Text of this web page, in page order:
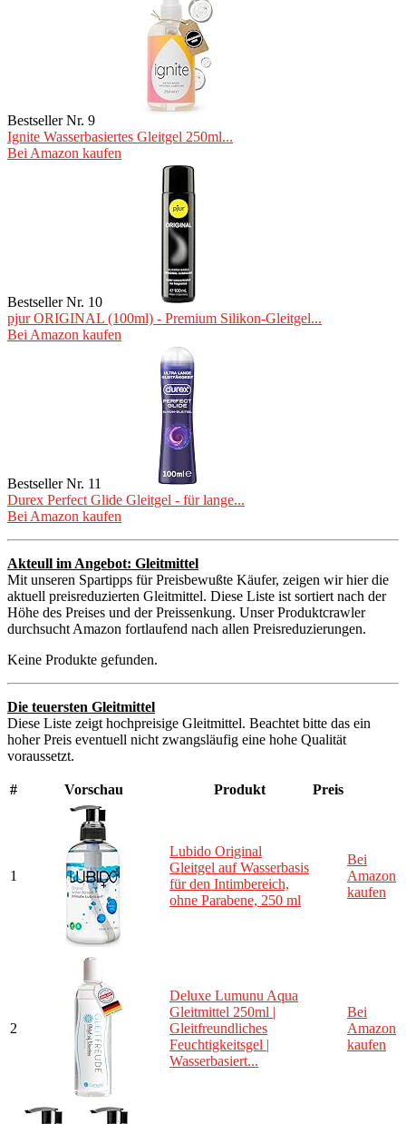
Bestseller Nr. 9
Ignite Wasserbasiertes Gleitgel 250ml...
Bei Amazon kaufen
Bestseller Nr. 10
pjur ORIGINAL (100ml) - Premium Silikon-Gleitgel...
Bei Amazon kaufen
Bestseller Nr. 11
Durex Perfect Glide Gleitgel - für lange...
Bei Amazon kaufen
Akteull im Angebot: Gleitmittel
Mit unseren Spartipps für Preisbewußte Käufer, zeigen wir hier die
aktuell preisreduzierten Gleitmittel. Diese Liste ist sortiert nach der
Höhe des Preises und der Preissenkung. Unser Produktcrawler
durchsucht Amazon fortlaufend nach allen Preisreduzierungen.
Keine Produkte gefunden.
Die teuersten Gleitmittel
Diese Liste zeigt hochpreisige Gleitmittel. Beachtet bitte das ein
hoher Preis eventuell nicht zwangsläufig eine hohe Qualität
voraussetzt.
# Vorschau Produkt Preis
1
Lubido Original
Gleitgel auf Wasserbasis
für den Intimbereich,
ohne Parabene, 250 ml
Bei
Amazon
kaufen
2
Deluxe Lumunu Aqua
Gleitmittel 250ml |
Gleitfreundliches
Feuchtigkeitsgel |
Wasserbasiert...
Bei
Amazon
kaufen